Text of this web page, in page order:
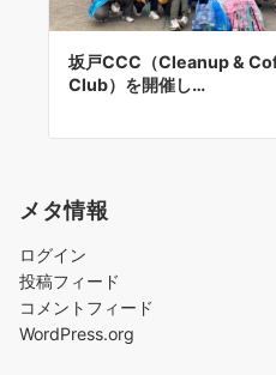
坂戸CCC（Cleanup &
Club）を開催し…
メタ情報
ログイン
投稿フィード
コメントフィード
WordPress.org